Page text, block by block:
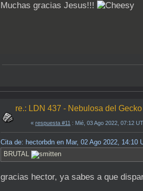
Muchas gracias Jesus!!!
re.: LDN 437 - Nebulosa del Gecko
« respuesta #11 : Mié, 03 Ago 2022, 07:12
Cita de: hectorbdn en Mar, 02 Ago 2022, 14:10
BRUTAL
gracias hector, ya sabes a que